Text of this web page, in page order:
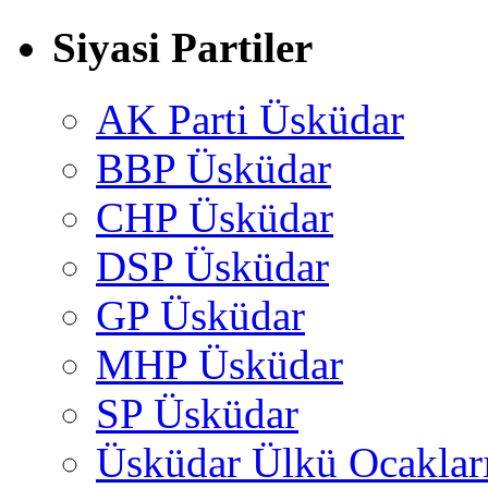
Siyasi Partiler
AK Parti Üsküdar
BBP Üsküdar
CHP Üsküdar
DSP Üsküdar
GP Üsküdar
MHP Üsküdar
SP Üsküdar
Üsküdar Ülkü